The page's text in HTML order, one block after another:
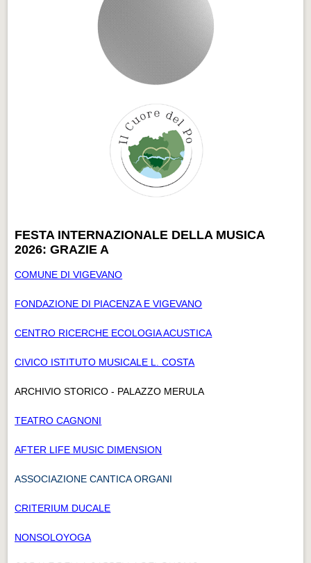
FESTA INTERNAZIONALE DELLA MUSICA
2026: GRAZIE A
COMUNE DI VIGEVANO
FONDAZIONE DI PIACENZA E VIGEVANO
CENTRO RICERCHE ECOLOGIA ACUSTICA
CIVICO ISTITUTO MUSICALE L. COSTA
ARCHIVIO STORICO - PALAZZO MERULA
TEATRO CAGNONI
AFTER LIFE MUSIC DIMENSION
ASSOCIAZIONE CANTICA ORGANI
CRITERIUM DUCALE
NONSOLOYOGA